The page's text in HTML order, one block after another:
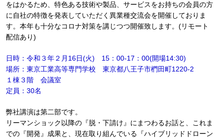
をはかるため、特色ある技術や製品、サービスをお持ちの会員の方
に自社の特徴を発表していただく異業種交流会を開催しておりま
す。本年も十分なコロナ対策を講じつつ開催致します。(リモート
配信あり)
日時：令和３年２月16日(火) 15：00-17：00(開場14:30)
場所：東京工業高等専門学校 東京都八王子市椚田町1220-2
１棟３階 会議室
定員：30名
弊社講演は第二部です。
リーマンショック以降の『脱・下請け』にまつわるお話と、これま
での『開発』成果と、現在取り組んでいる『ハイブリッドドローン